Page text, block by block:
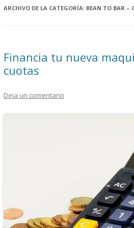
ARCHIVO DE LA CATEGORÍA: BEAN TO BAR –
Financia tu nueva
cuotas
Deja un comentario